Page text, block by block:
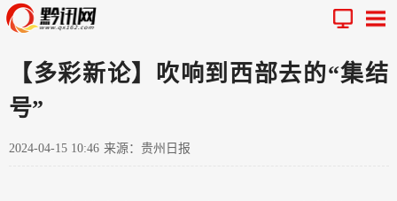
【多彩新论】吹响到西部去的“集结
号”
2024-04-15 10:46 来源：贵州日报